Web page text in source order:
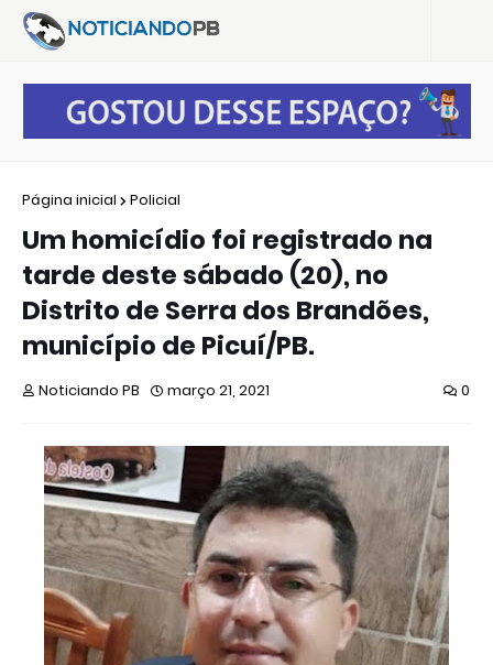
Página inicial Policial
Um homicídio foi registrado na
tarde deste sábado (20), no
Distrito de Serra dos Brandões,
município de Picuí/PB.
Noticiando PB março 21, 2021 0